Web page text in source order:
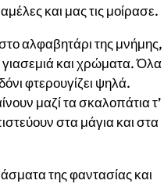
και μας τις μοίρασε.
αλφαβητάρι της μνήμης,
γιασεμιά και χρώματα. Όλα
φτερουγίζει ψηλά.
μαζί τα σκαλοπάτια τ’
στα μάγια και στα
της φαντασίας και